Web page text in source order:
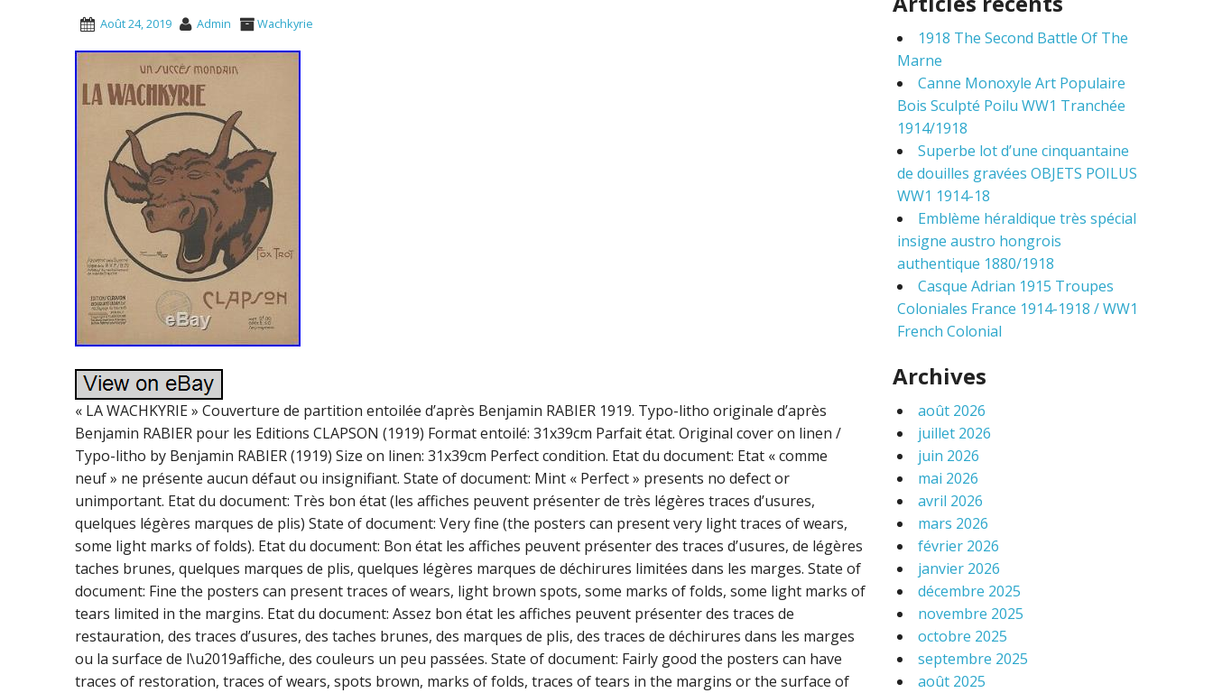
Août 24, 2019 Admin Wachkyrie
« LA WACHKYRIE » Couverture de partition entoilée d’après Benjamin RABIER 1919. Typo-litho originale d’après
Benjamin RABIER pour les Editions CLAPSON (1919) Format entoilé: 31x39cm Parfait état. Original cover on linen /
Typo-litho by Benjamin RABIER (1919) Size on linen: 31x39cm Perfect condition. Etat du document: Etat « comme
neuf » ne présente aucun défaut ou insignifiant. State of document: Mint « Perfect » presents no defect or
unimportant. Etat du document: Très bon état (les affiches peuvent présenter de très légères traces d’usures,
quelques légères marques de plis) State of document: Very fine (the posters can present very light traces of wears,
some light marks of folds). Etat du document: Bon état les affiches peuvent présenter des traces d’usures, de légères
taches brunes, quelques marques de plis, quelques légères marques de déchirures limitées dans les marges. State of
document: Fine the posters can present traces of wears, light brown spots, some marks of folds, some light marks of
tears limited in the margins. Etat du document: Assez bon état les affiches peuvent présenter des traces de
restauration, des traces d’usures, des taches brunes, des marques de plis, des traces de déchirures dans les marges
ou la surface de l\u2019affiche, des couleurs un peu passées. State of document: Fairly good the posters can have
traces of restoration, traces of wears, spots brown, marks of folds, traces of tears in the margins or the surface of
h
1918 The Second Battle Of The
Marne
Canne Monoxyle Art Populaire
Bois Sculpté Poilu WW1 Tranchée
1914/1918
Superbe lot d’une cinquantaine
de douilles gravées OBJETS POILUS
WW1 1914-18
Emblème héraldique très spécial
insigne austro hongrois
authentique 1880/1918
Casque Adrian 1915 Troupes
Coloniales France 1914-1918 / WW1
French Colonial
Archives
août 2026
juillet 2026
juin 2026
mai 2026
avril 2026
mars 2026
février 2026
janvier 2026
décembre 2025
novembre 2025
octobre 2025
septembre 2025
août 2025